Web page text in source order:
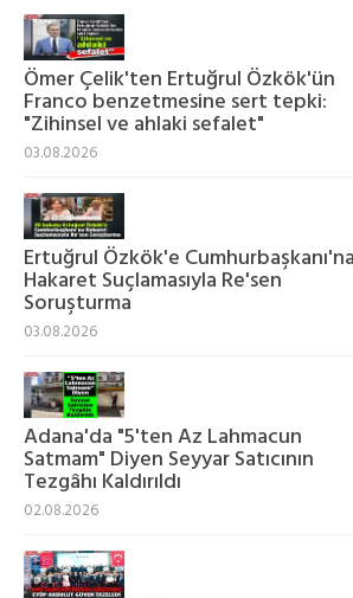
Ömer Çelik'ten Ertuğrul Özkök'ün
Franco benzetmesine sert tepki:
"Zihinsel ve ahlaki sefalet"
03.08.2026
Ertuğrul Özkök'e Cumhurbaşkanı'na
Hakaret Suçlamasıyla Re'sen
Soruşturma
03.08.2026
Adana'da "5'ten Az Lahmacun
Satmam" Diyen Seyyar Satıcının
Tezgâhı Kaldırıldı
02.08.2026